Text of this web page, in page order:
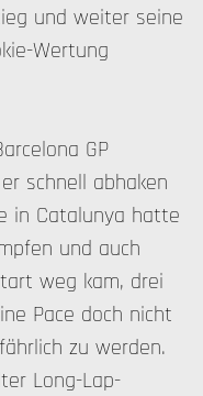
und weiter seine
Wertung
GP
schnell abhaken
in Catalunya hatte
und auch
weg kam, drei
Pace doch nicht
zu werden.
Long-Lap-